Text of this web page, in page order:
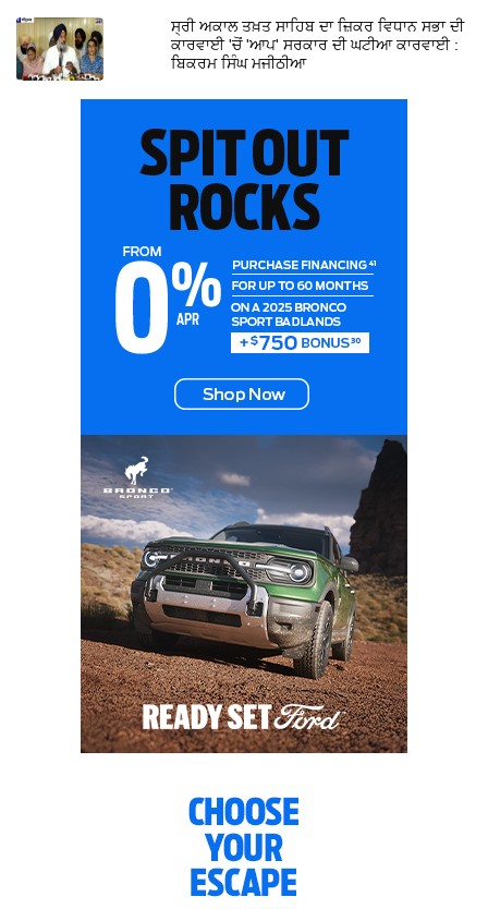
ਸ੍ਰੀ ਅਕਾਲ ਤਖ਼ਤ ਸਾਹਿਬ ਦਾ ਜ਼ਿਕਰ ਵਿਧਾਨ ਸਭਾ ਦੀ
ਕਾਰਵਾਈ 'ਚੋਂ 'ਆਪ' ਸਰਕਾਰ ਦੀ ਘਟੀਆ ਕਾਰਵਾਈ :
ਬਿਕਰਮ ਸਿੰਘ ਮਜੀਠੀਆ